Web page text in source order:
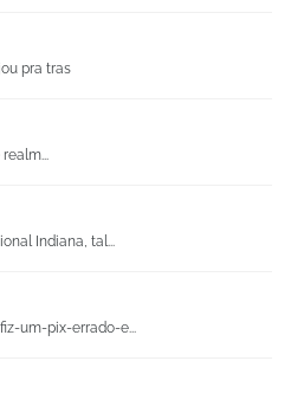
pra tras
Indiana, tal...
um-pix-errado-e...